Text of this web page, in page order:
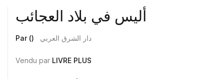
أليس في بلاد العجائب
Par () دار الشرق العربي
Vendu par LIVRE PLUS